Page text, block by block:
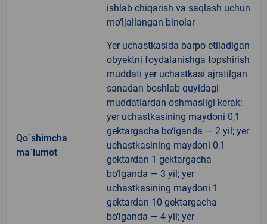
ishlab chiqarish va saqlash uchun
mo‘ljallangan binolar
Qo`shimcha
ma`lumot
Yer uchastkasida barpo etiladigan
obyektni foydalanishga topshirish
muddati yer uchastkasi ajratilgan
sanadan boshlab quyidagi
muddatlardan oshmasligi kerak:
yer uchastkasining maydoni 0,1
gektargacha bo‘lganda — 2 yil; yer
uchastkasining maydoni 0,1
gektardan 1 gektargacha
bo‘lganda — 3 yil; yer
uchastkasining maydoni 1
gektardan 10 gektargacha
bo‘lganda — 4 yil; yer